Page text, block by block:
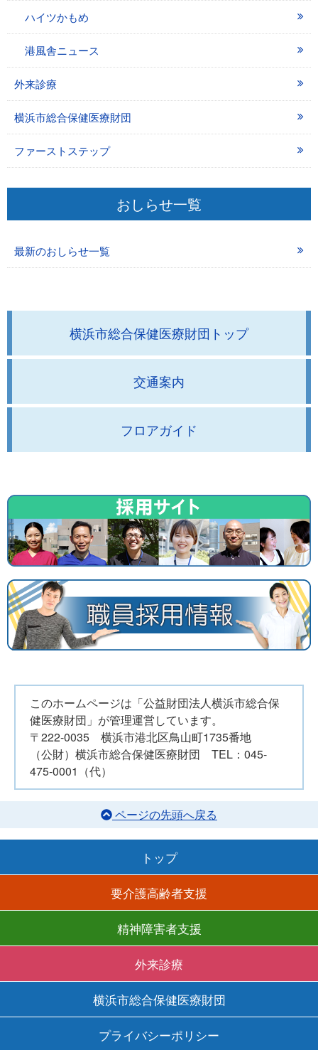
ハイツかもめ
港風舎ニュース
外来診療
横浜市総合保健医療財団
ファーストステップ
おしらせ一覧
最新のおしらせ一覧
横浜市総合保健医療財団トップ
交通案内
フロアガイド
このホームページは「公益財団法人横浜市総合保
健医療財団」が管理運営しています。
〒222-0035 横浜市港北区鳥山町1735番地
（公財）横浜市総合保健医療財団 TEL：045-
475-0001（代）
ページの先頭へ戻る
トップ
要介護高齢者支援
精神障害者支援
外来診療
横浜市総合保健医療財団
プライバシーポリシー